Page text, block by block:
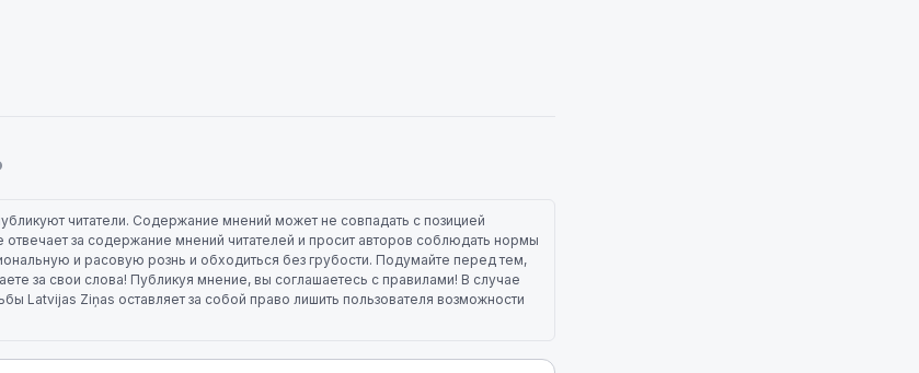
читатели. Содержание мнений может не совпадать с позицией
отвечает за содержание мнений читателей и просит авторов соблюдать нормы
и расовую рознь и обходиться без грубости. Подумайте перед тем,
за свои слова! Публикуя мнение, вы соглашаетесь с правилами! В случае
Latvijas Ziņas оставляет за собой право лишить пользователя возможности